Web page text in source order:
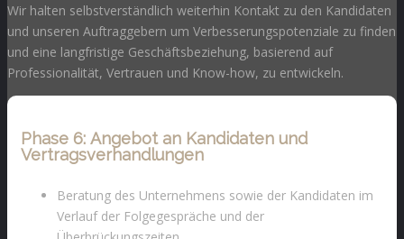
Wir halten selbstverständlich weiterhin Kontakt zu den Kandidaten
und unseren Auftraggebern um Verbesserungspotenziale zu finden
und eine langfristige Geschäftsbeziehung, basierend auf
Professionalität, Vertrauen und Know-how, zu entwickeln.
Phase 6: Angebot an Kandidaten und
Vertragsverhandlungen
Beratung des Unternehmens sowie der Kandidaten im
Verlauf der Folgegespräche und der